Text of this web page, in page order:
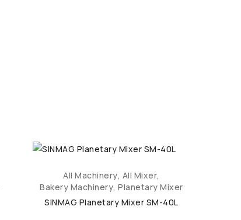
All Machinery, All Mixer,
Bakery Machinery,Planetary Mixer
SINMAG Planetary Mixer SM-40L